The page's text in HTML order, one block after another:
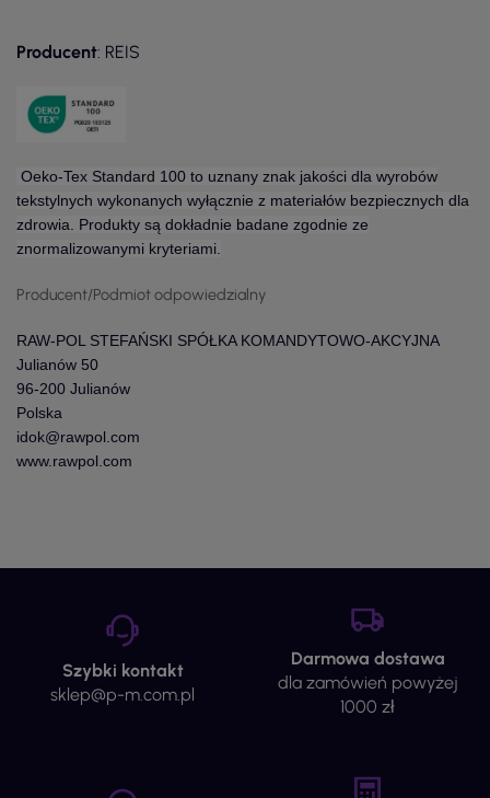
Producent: REIS
Oeko-Tex Standard 100 to uznany znak jakości dla wyrobów
tekstylnych wykonanych wyłącznie z materiałów bezpiecznych dla
zdrowia. Produkty są dokładnie badane zgodnie ze
znormalizowanymi kryteriami.
Producent/Podmiot odpowiedzialny
RAW-POL STEFAŃSKI SPÓŁKA KOMANDYTOWO-AKCYJNA
Julianów 50
96-200 Julianów
Polska
idok@rawpol.com
www.rawpol.com
Szybki kontakt
sklep@p-m.com.pl
Darmowa dostawa
dla zamówień powyżej
1000 zł